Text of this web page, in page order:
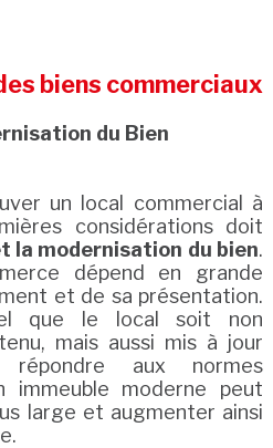
biens commerciaux
du Bien
un local commercial à
considérations doit
la modernisation du bien.
dépend en grande
et de sa présentation.
que le local soit non
mais aussi mis à jour
répondre aux normes
immeuble moderne peut
large et augmenter ainsi